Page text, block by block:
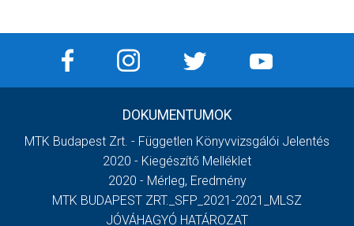
DOKUMENTUMOK
MTK Budapest Zrt. - Független Könyvvizsgálói Jelentés
2020 - Kiegészítő Melléklet
2020 - Mérleg, Eredmény
MTK BUDAPEST ZRT._SFP_2021-2021_MLSZ
JÓVÁHAGYÓ HATÁROZAT